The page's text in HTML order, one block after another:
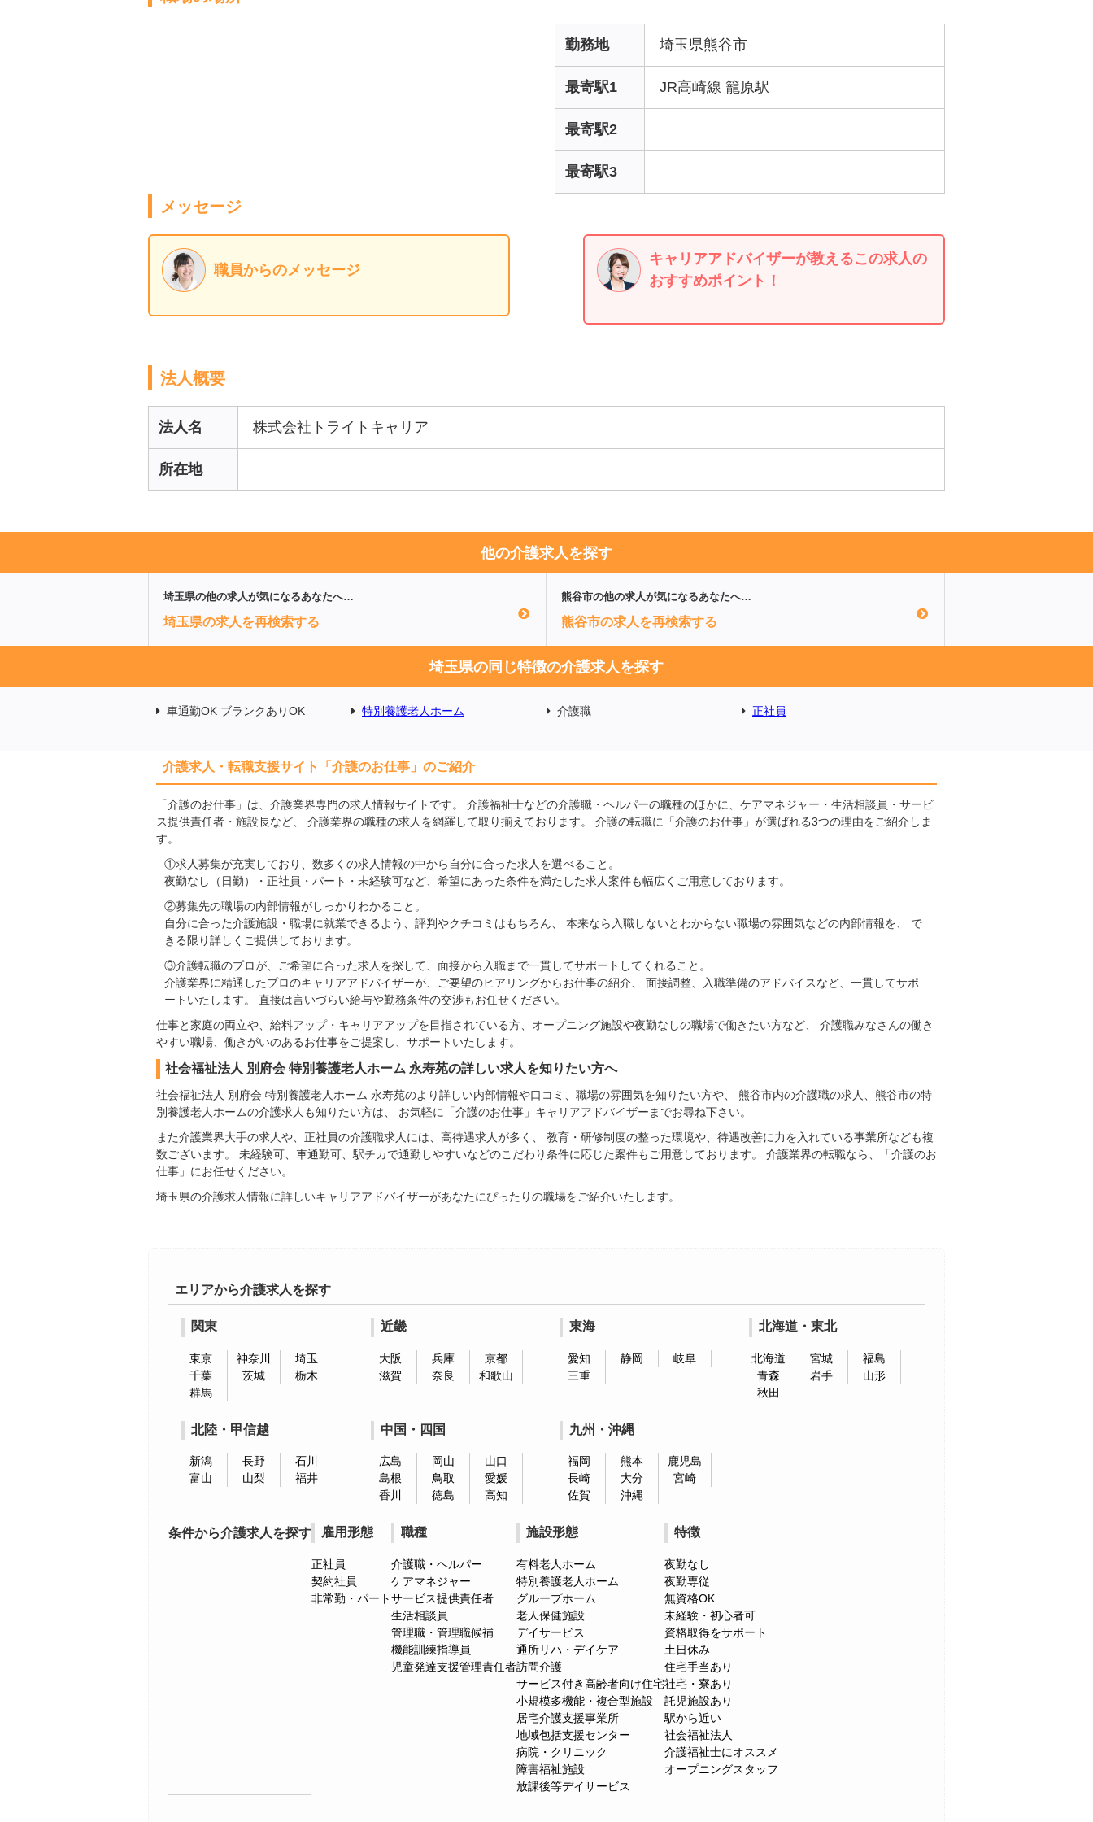
勤務地 埼玉県熊谷市
最寄駅1 JR高崎線 籠原駅
最寄駅2
最寄駅3
メッセージ
職員からのメッセージ
キャリアアドバイザーが教えるこの求人の
おすすめポイント！
法人概要
法人名 株式会社トライトキャリア
所在地
他の介護求人を探す
埼玉県の他の求人が気になるあなたへ…
埼玉県の求人を再検索する
熊谷市の他の求人が気になるあなたへ…
熊谷市の求人を再検索する
埼玉県の同じ特徴の介護求人を探す
車通勤OK ブランクありOK 特別養護老人ホーム 介護職 正社員
介護求人・転職支援サイト「介護のお仕事」のご紹介
「介護のお仕事」は、介護業界専門の求人情報サイトです。 介護福祉士などの介護職・ヘルパーの職種のほかに、ケアマネジャー・生活相談員・サービ
ス提供責任者・施設長など、 介護業界の職種の求人を網羅して取り揃えております。 介護の転職に「介護のお仕事」が選ばれる3つの理由をご紹介しま
す。
①求人募集が充実しており、数多くの求人情報の中から自分に合った求人を選べること。
夜勤なし（日勤）・正社員・パート・未経験可など、希望にあった条件を満たした求人案件も幅広くご用意しております。
②募集先の職場の内部情報がしっかりわかること。
自分に合った介護施設・職場に就業できるよう、評判やクチコミはもちろん、 本来なら入職しないとわからない職場の雰囲気などの内部情報を、 で
きる限り詳しくご提供しております。
③介護転職のプロが、ご希望に合った求人を探して、面接から入職まで一貫してサポートしてくれること。
介護業界に精通したプロのキャリアアドバイザーが、ご要望のヒアリングからお仕事の紹介、 面接調整、入職準備のアドバイスなど、一貫してサポ
ートいたします。 直接は言いづらい給与や勤務条件の交渉もお任せください。
仕事と家庭の両立や、給料アップ・キャリアアップを目指されている方、オープニング施設や夜勤なしの職場で働きたい方など、 介護職みなさんの働き
やすい職場、働きがいのあるお仕事をご提案し、サポートいたします。
社会福祉法人 別府会 特別養護老人ホーム 永寿苑の詳しい求人を知りたい方へ
社会福祉法人 別府会 特別養護老人ホーム 永寿苑のより詳しい内部情報や口コミ、職場の雰囲気を知りたい方や、 熊谷市内の介護職の求人、熊谷市の特
別養護老人ホームの介護求人も知りたい方は、 お気軽に「介護のお仕事」キャリアアドバイザーまでお尋ね下さい。
また介護業界大手の求人や、正社員の介護職求人には、高待遇求人が多く、 教育・研修制度の整った環境や、待遇改善に力を入れている事業所なども複
数ございます。 未経験可、車通勤可、駅チカで通勤しやすいなどのこだわり条件に応じた案件もご用意しております。 介護業界の転職なら、「介護のお
仕事」にお任せください。
埼玉県の介護求人情報に詳しいキャリアアドバイザーがあなたにぴったりの職場をご紹介いたします。
エリアから介護求人を探す
関東
東京 神奈川
埼玉
千葉
茨城
栃木
群馬
近畿
大阪 兵庫
京都
滋賀
奈良 和歌山
東海
愛知 静岡
岐阜
三重
北海道・東北
北海道 宮城
福島
青森
岩手
山形
秋田
北陸・甲信越
新潟 長野
石川
富山
山梨 福井
中国・四国
広島 岡山
山口
島根
鳥取
愛媛
香川
徳島 高知
九州・沖縄
福岡 熊本
鹿児島
長崎
大分
宮崎
佐賀
沖縄
条件から介護求人を探す 雇用形態
正社員
契約社員
非常勤・パート
職種
介護職・ヘルパー
ケアマネジャー
サービス提供責任者
生活相談員
管理職・管理職候補
機能訓練指導員
児童発達支援管理責任者
施設形態
有料老人ホーム
特別養護老人ホーム
グループホーム
老人保健施設
デイサービス
通所リハ・デイケア
訪問介護
サービス付き高齢者向け住宅
小規模多機能・複合型施設
居宅介護支援事業所
地域包括支援センター
病院・クリニック
障害福祉施設
放課後等デイサービス
特徴
夜勤なし
夜勤専従
無資格OK
未経験・初心者可
資格取得をサポート
土日休み
住宅手当あり
社宅・寮あり
託児施設あり
駅から近い
社会福祉法人
介護福祉士にオススメ
オープニングスタッフ